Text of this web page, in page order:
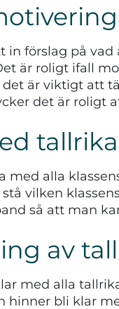
in förslag på
är roligt ifall
är viktigt att
det är roligt
med alla
vilken
så att man
av
med alla
hinner bli klar